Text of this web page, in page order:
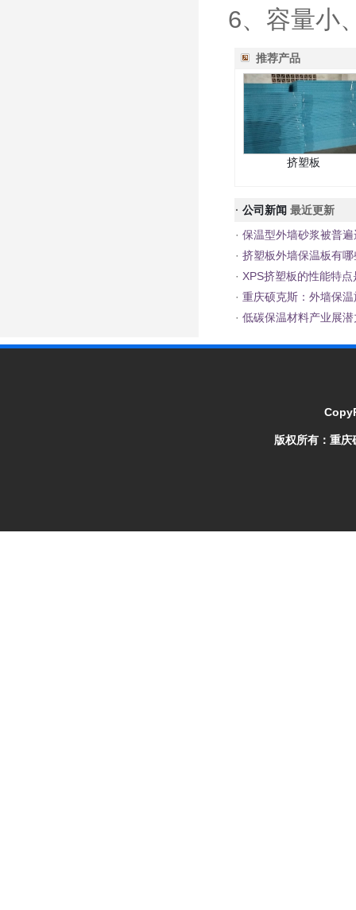
6、容量小
推荐产品
挤塑板
· 公司新闻 最近更新
· 保温型外墙砂浆被普
· 挤塑板外墙保温板有
· XPS挤塑板的性能特点
· 重庆硕克斯：外墙保
· 低碳保温材料产业展
版权所有： 重庆